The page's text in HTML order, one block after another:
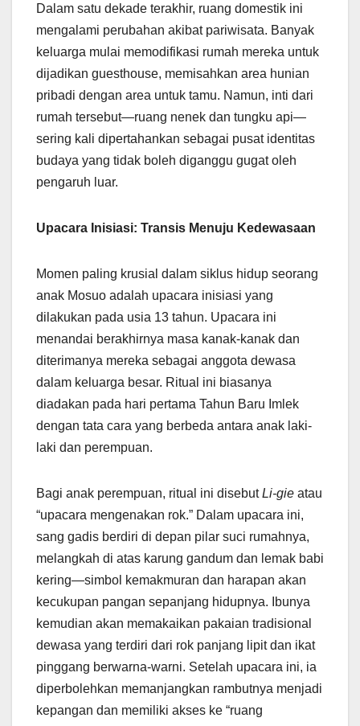
Dalam satu dekade terakhir, ruang domestik ini
mengalami perubahan akibat pariwisata. Banyak
keluarga mulai memodifikasi rumah mereka untuk
dijadikan guesthouse, memisahkan area hunian
pribadi dengan area untuk tamu. Namun, inti dari
rumah tersebut—ruang nenek dan tungku api—
sering kali dipertahankan sebagai pusat identitas
budaya yang tidak boleh diganggu gugat oleh
pengaruh luar.
Upacara Inisiasi: Transis Menuju Kedewasaan
Momen paling krusial dalam siklus hidup seorang
anak Mosuo adalah upacara inisiasi yang
dilakukan pada usia 13 tahun. Upacara ini
menandai berakhirnya masa kanak-kanak dan
diterimanya mereka sebagai anggota dewasa
dalam keluarga besar. Ritual ini biasanya
diadakan pada hari pertama Tahun Baru Imlek
dengan tata cara yang berbeda antara anak laki-
laki dan perempuan.
Bagi anak perempuan, ritual ini disebutLi-gie atau
“upacara mengenakan rok.” Dalam upacara ini,
sang gadis berdiri di depan pilar suci rumahnya,
melangkah di atas karung gandum dan lemak babi
kering—simbol kemakmuran dan harapan akan
kecukupan pangan sepanjang hidupnya. Ibunya
kemudian akan memakaikan pakaian tradisional
dewasa yang terdiri dari rok panjang lipit dan ikat
pinggang berwarna-warni. Setelah upacara ini, ia
diperbolehkan memanjangkan rambutnya menjadi
kepangan dan memiliki akses ke “ruang